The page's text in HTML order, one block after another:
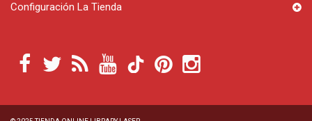
Configuración La Tienda